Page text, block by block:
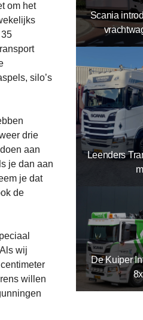
om het
silo’s
drie
aan
je dan aan
je dat
de
wij
willen
Scania
Leenders
De Kuiper